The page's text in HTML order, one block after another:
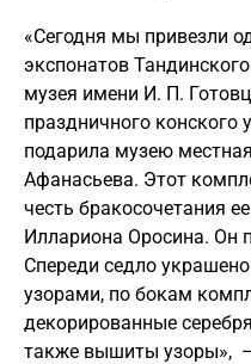
«Сегодня мы привезли
экспонатов
музея имени И. П.
праздничного конского
подарила музею
Афанасьева. Этот
честь бракосочетания
Иллариона Оросина. Он
Спереди седло
узорами, по бокам
декорированные
также вышиты узоры»,